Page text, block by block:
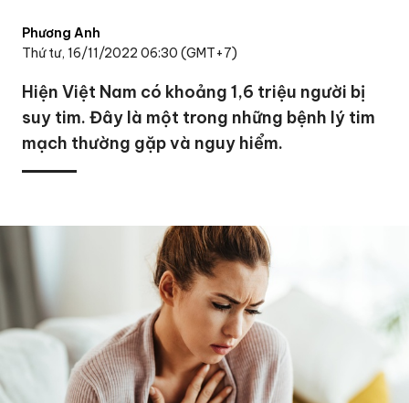
Phương Anh
Thứ tư, 16/11/2022 06:30 (GMT+7)
Hiện Việt Nam có khoảng 1,6 triệu người bị
suy tim. Đây là một trong những bệnh lý tim
mạch thường gặp và nguy hiểm.